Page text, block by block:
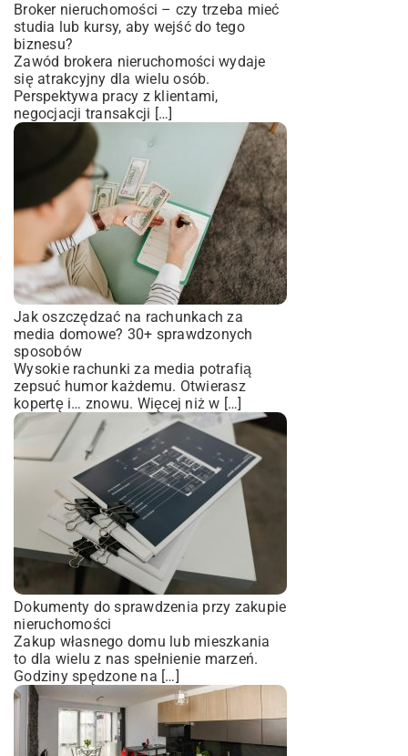
Broker nieruchomości – czy trzeba mieć
studia lub kursy, aby wejść do tego
biznesu?
Zawód brokera nieruchomości wydaje
się atrakcyjny dla wielu osób.
Perspektywa pracy z klientami,
negocjacji transakcji […]
Jak oszczędzać na rachunkach za
media domowe? 30+ sprawdzonych
sposobów
Wysokie rachunki za media potrafią
zepsuć humor każdemu. Otwierasz
kopertę i… znowu. Więcej niż w […]
Dokumenty do sprawdzenia przy zakupie
nieruchomości
Zakup własnego domu lub mieszkania
to dla wielu z nas spełnienie marzeń.
Godziny spędzone na […]